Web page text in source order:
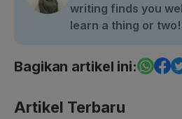
writing finds you
learn a thing or two!
Bagikan artikel ini:
Artikel Terbaru